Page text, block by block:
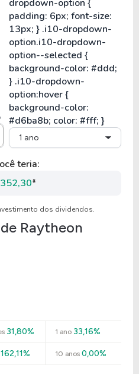
1 ano
teria:
*
dos dividendos.
Raytheon
31,80% 1 ano33,16%
162,11% 10 anos0,00%